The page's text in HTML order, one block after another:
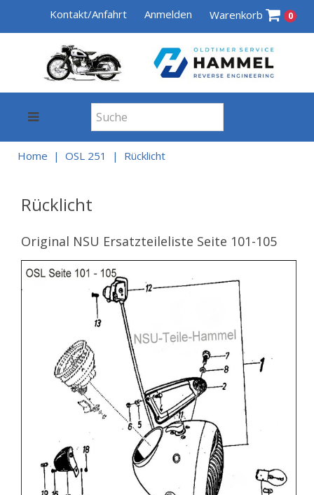
Kontakt/Anfahrt Anmelden Warenkorb 0
Home OSL 251 Rücklicht
Rücklicht
Original NSU Ersatzteileliste Seite 101-105